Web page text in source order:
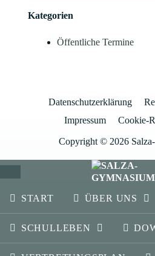
Kategorien
Öffentliche Termine
Datenschutzerklärung
Impressum
Cookie-
Copyright © 2026
SCHLIESSEN
START
ÜBER UNS
SCHULLEBEN